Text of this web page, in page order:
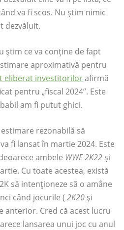
va fi scos. Nu știm nimic
dezvăluit.
știm ce va conține de fapt
aproximativă pentru
eliberat investitorilorafirmă
pentru „fiscal 2024”. Este
am fi putut ghici.
rezonabilă să
va fi lansat în martie 2024. Este
ambele WWE 2K22 și
Cu toate acestea, există
să intenționeze să o amâne
când jocurile ( 2K20 și
anterior. Cred că acest lucru
lansarea unui joc cu anul